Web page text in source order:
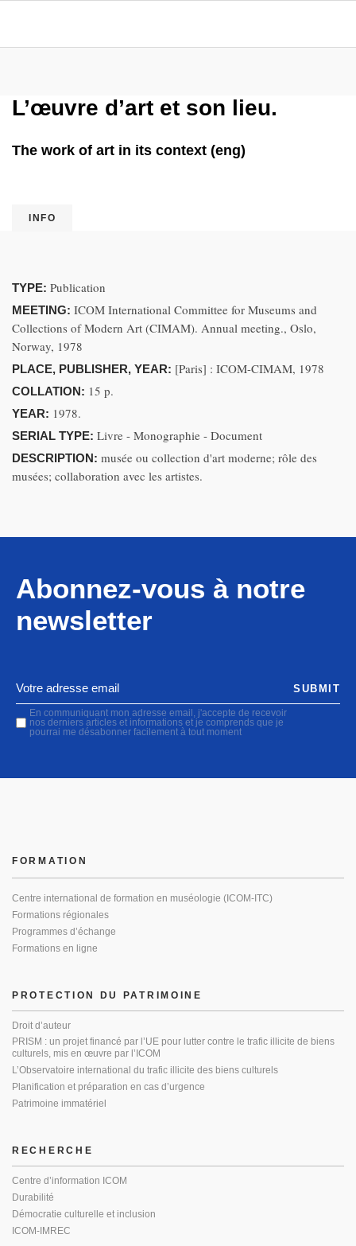
L’œuvre d’art et son lieu.
The work of art in its context (eng)
INFO
TYPE: Publication
MEETING: ICOM International Committee for Museums and
Collections of Modern Art (CIMAM). Annual meeting., Oslo,
Norway, 1978
PLACE, PUBLISHER, YEAR: [Paris] : ICOM-CIMAM, 1978
COLLATION: 15 p.
YEAR: 1978.
SERIAL TYPE: Livre - Monographie - Document
DESCRIPTION: musée ou collection d'art moderne; rôle des
musées; collaboration avec les artistes.
Abonnez-vous à notre
newsletter
En communiquant mon adresse email, j'accepte de recevoir
nos derniers articles et informations et je comprends que je
pourrai me désabonner facilement à tout moment
SUBMIT
PROTECTION DU PATRIMOINE
Droit d’auteur
PRISM : un projet financé par l’UE pour lutter contre le trafic illicite de biens
culturels, mis en œuvre par l’ICOM
L’Observatoire international du trafic illicite des biens culturels
Planification et préparation en cas d’urgence
Patrimoine immatériel
FORMATION
Centre international de formation en muséologie (ICOM-ITC)
Formations régionales
Programmes d’échange
Formations en ligne
RECHERCHE
Centre d’information ICOM
Durabilité
Démocratie culturelle et inclusion
ICOM-IMREC